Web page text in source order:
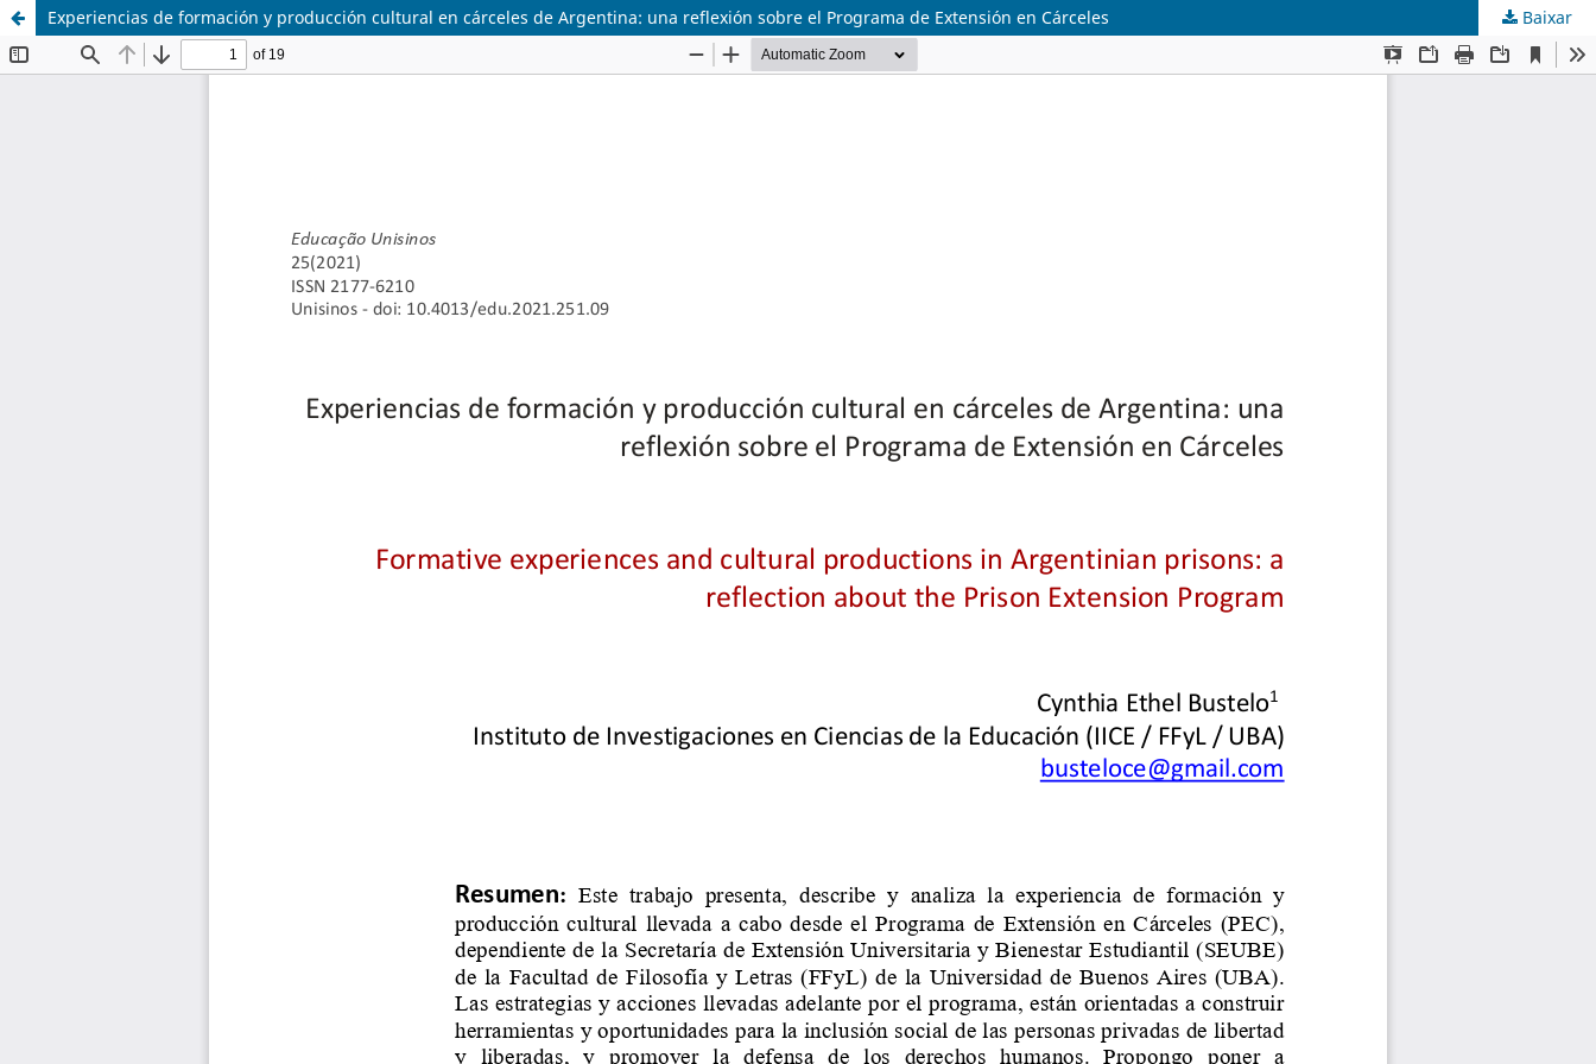
Experiencias de formación y producción cultural en cárceles de Argentina: una reflexión sobre el Programa de Extensión en Cárceles Baixar